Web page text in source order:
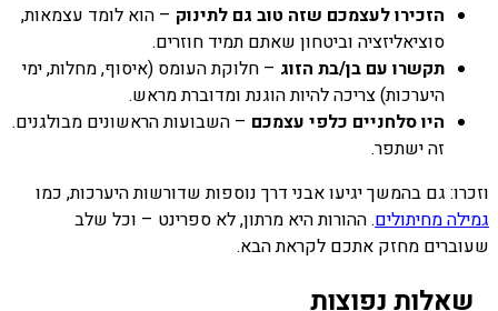
הזכירו לעצמכם שזה טוב גם לתינוק – הוא לומד עצמאות,
סוציאליזציה וביטחון שאתם תמיד חוזרים.
תקשרו עם בן/בת הזוג – חלוקת העומס (איסוף, מחלות, ימי
היערכות) צריכה להיות הוגנת ומדוברת מראש.
היו סלחניים כלפי עצמכם – השבועות הראשונים מבולגנים.
זה ישתפר.
וזכרו: גם בהמשך יגיעו אבני דרך נוספות שדורשות היערכות, כמו
גמילה מחיתולים. ההורות היא מרתון, לא ספרינט – וכל שלב
שעוברים מחזק אתכם לקראת הבא.
שאלות נפוצות